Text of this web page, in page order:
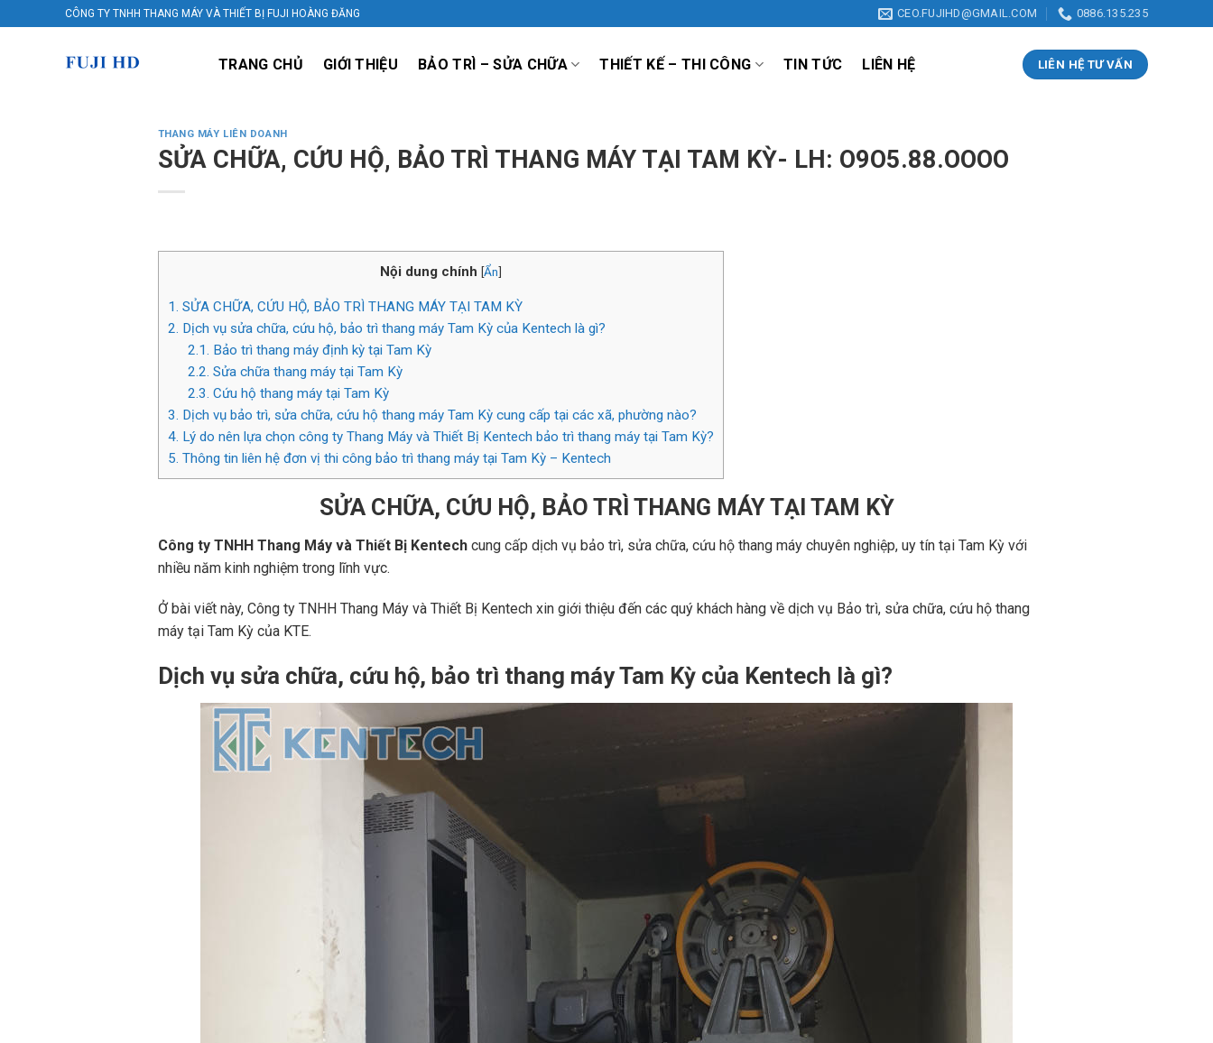
CÔNG TY TNHH THANG MÁY VÀ THIẾT BỊ FUJI HOÀNG ĐĂNG CEO.FUJIHD@GMAIL.COM 0886.135.235
TRANG CHỦ GIỚI THIỆU BẢO TRÌ – SỬA CHỮA THIẾT KẾ – THI CÔNG TIN TỨC LIÊN HỆ LIÊN HỆ TƯ VẤN
THANG MÁY LIÊN DOANH
SỬA CHỮA, CỨU HỘ, BẢO TRÌ THANG MÁY TẠI TAM KỲ- LH: O9O5.88.OOOO
Nội dung chính [Ẩn]
1. SỬA CHỮA, CỨU HỘ, BẢO TRÌ THANG MÁY TẠI TAM KỲ
2. Dịch vụ sửa chữa, cứu hộ, bảo trì thang máy Tam Kỳ của Kentech là gì?
2.1. Bảo trì thang máy định kỳ tại Tam Kỳ
2.2. Sửa chữa thang máy tại Tam Kỳ
2.3. Cứu hộ thang máy tại Tam Kỳ
3. Dịch vụ bảo trì, sửa chữa, cứu hộ thang máy Tam Kỳ cung cấp tại các xã, phường nào?
4. Lý do nên lựa chọn công ty Thang Máy và Thiết Bị Kentech bảo trì thang máy tại Tam Kỳ?
5. Thông tin liên hệ đơn vị thi công bảo trì thang máy tại Tam Kỳ – Kentech
SỬA CHỮA, CỨU HỘ, BẢO TRÌ THANG MÁY TẠI TAM KỲ
Công ty TNHH Thang Máy và Thiết Bị Kentechcung cấp dịch vụ bảo trì, sửa chữa, cứu hộ thang máy chuyên nghiệp, uy tín tại Tam Kỳ với
nhiều năm kinh nghiệm trong lĩnh vực.
Ở bài viết này, Công ty TNHH Thang Máy và Thiết Bị Kentech xin giới thiệu đến các quý khách hàng về dịch vụ Bảo trì, sửa chữa, cứu hộ thang
máy tại Tam Kỳ của KTE.
Dịch vụ sửa chữa, cứu hộ, bảo trì thang máy Tam Kỳ của Kentech là gì?